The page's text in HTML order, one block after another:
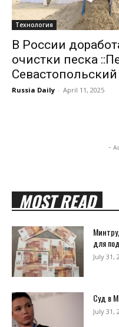
Технология
В России
очистки песка
Севастопольский
Russia Daily - April 11, 2025
-
MOST READ
для
July 31,
Суд в
July 31,